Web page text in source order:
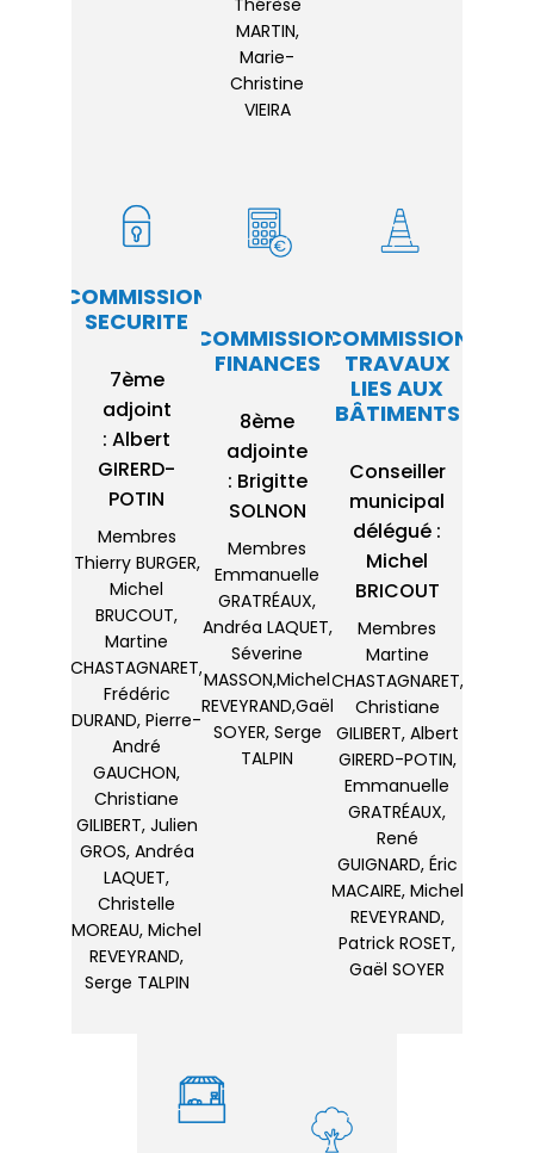
MARTIN,
Marie-
Christine
VIEIRA
COMMISSION
SECURITE
7ème
adjoint
: Albert
GIRERD-
POTIN
Membres
Thierry BURGER,
Michel
BRUCOUT,
Martine
CHASTAGNARET,
Frédéric
DURAND, Pierre-
André
GAUCHON,
Christiane
GILIBERT, Julien
GROS, Andréa
LAQUET,
Christelle
MOREAU, Michel
REVEYRAND,
Serge TALPIN
COMMISSION
FINANCES
8ème
adjointe
: Brigitte
SOLNON
Membres
Emmanuelle
GRATRÉAUX,
Andréa LAQUET,
Séverine
MASSON,Michel
REVEYRAND,Gaël
SOYER, Serge
TALPIN
COMMISSION
TRAVAUX
LIES AUX
BÂTIMENTS
Conseiller
municipal
délégué :
Michel
BRICOUT
Membres
Martine
CHASTAGNARET,
Christiane
GILIBERT, Albert
GIRERD-POTIN,
Emmanuelle
GRATRÉAUX,
René
GUIGNARD, Éric
MACAIRE, Michel
REVEYRAND,
Patrick ROSET,
Gaël SOYER